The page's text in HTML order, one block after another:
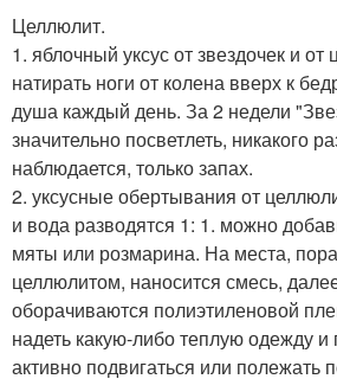
Целлюлит.
1. яблочный уксус от звездочек и от
натирать ноги от колена вверх к
душа каждый день. За 2 недели
значительно посветлеть, никакого
наблюдается, только запах.
2. уксусные обертывания от
и вода разводятся 1: 1. можно
мяты или розмарина. На места,
целлюлитом, наносится смесь,
оборачиваются полиэтиленовой
надеть какую-либо теплую одежду
активно подвигаться или полежать